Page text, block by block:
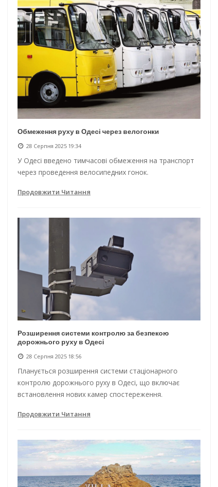
Обмеження руху в Одесі через велогонки
28 Серпня 2025 19:34
У Одесі введено тимчасові обмеження на транспорт
через проведення велосипедних гонок.
Продовжити Читання
Розширення системи контролю за безпекою
дорожнього руху в Одесі
28 Серпня 2025 18:56
Планується розширення системи стаціонарного
контролю дорожнього руху в Одесі, що включає
встановлення нових камер спостереження.
Продовжити Читання